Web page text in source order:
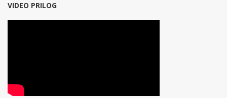
VIDEO PRILOG